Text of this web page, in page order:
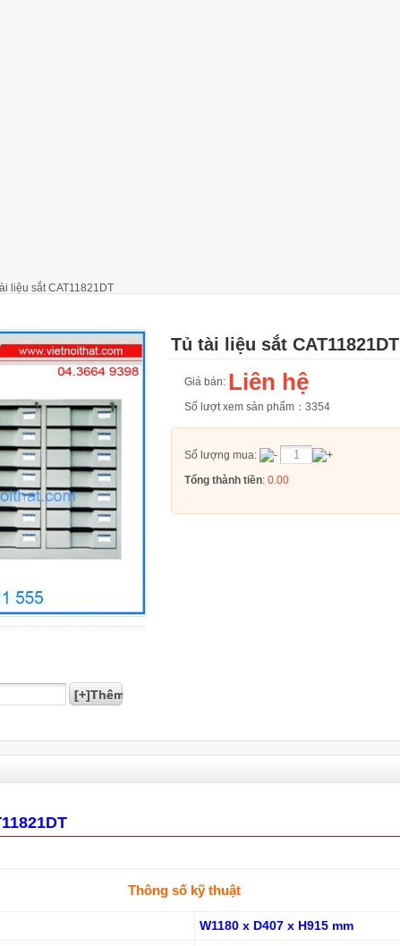
liệu sắt CAT11821DT
Tủ tài liệu sắt CAT11821DT
Giá bán: Liên hệ
Số lượt xem sản phẩm： 3354
Số lượng mua:
Tổng thành tiền: 0.00
Thông số kỹ thuật
W1180 x D407 x H915 mm